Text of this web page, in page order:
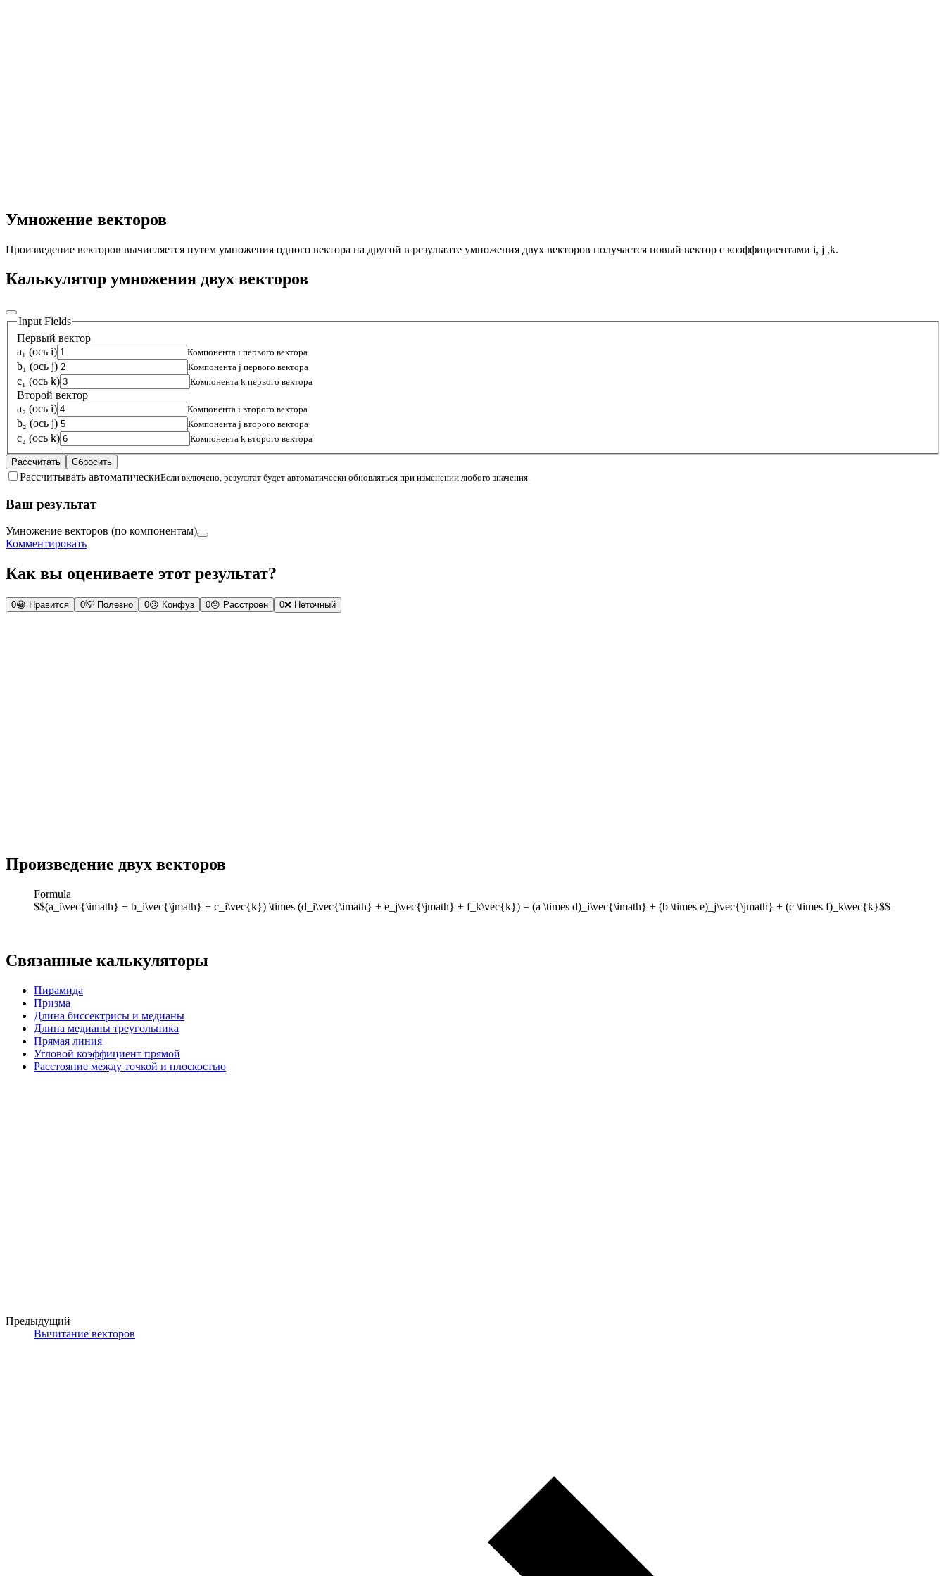
Умножение векторов
Произведение векторов вычисляется путем умножения одного вектора на другой в результате умножения двух векторов получается новый вектор с коэффициентами i, j ,k.
Калькулятор умножения двух векторов
Input Fields
Первый вектор
a₁ (ось i)
Компонента i первого вектора
b₁ (ось j) Компонента j первого вектора
c₁ (ось k) Компонента k первого вектора
Второй вектор
a₂ (ось i)
Компонента i второго вектора
b₂ (ось j) Компонента j второго вектора
c₂ (ось k) Компонента k второго вектора
Рассчитать Сбросить
Рассчитывать автоматическиЕсли включено, результат будет автоматически обновляться при изменении любого значения.
Ваш результат
Умножение векторов (по компонентам)
Комментировать
Как вы оцениваете этот результат?
0😀 Нравится 0💡 Полезно 0😕 Конфуз 0😞 Расстроен 0❌ Неточный
Произведение двух векторов
Formula
$$(a_i\vec{\imath} + b_i\vec{\jmath} + c_i\vec{k}) \times (d_i\vec{\imath} + e_j\vec{\jmath} + f_k\vec{k}) = (a \times d)_i\vec{\imath} + (b \times e)_j\vec{\jmath} + (c \times f)_k\vec{k}$$
Связанные калькуляторы
Пирамида
Призма
Длина биссектрисы и медианы
Длина медианы треугольника
Прямая линия
Угловой коэффициент прямой
Расстояние между точкой и плоскостью
Предыдущий
Вычитание векторов